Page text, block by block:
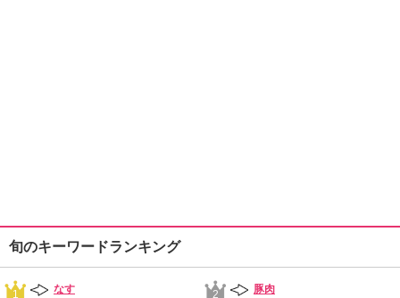
旬のキーワードランキング
1 なす 2 豚肉